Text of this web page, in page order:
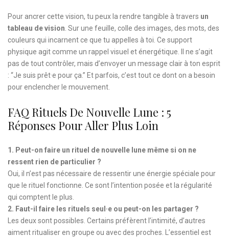
Pour ancrer cette vision, tu peux la rendre tangible à travers un
tableau de vision . Sur une feuille, colle des images, des mots, des
couleurs qui incarnent ce que tu appelles à toi. Ce support
physique agit comme un rappel visuel et énergétique. Il ne s’agit
pas de tout contrôler, mais d’envoyer un message clair à ton esprit
: “Je suis prêt·e pour ça.” Et parfois, c’est tout ce dont on a besoin
pour enclencher le mouvement.
FAQ Rituels De Nouvelle Lune : 5
Réponses Pour Aller Plus Loin
1. Peut-on faire un rituel de nouvelle lune même si on ne
ressent rien de particulier ?
Oui, il n’est pas nécessaire de ressentir une énergie spéciale pour
que le rituel fonctionne. Ce sont l’intention posée et la régularité
qui comptent le plus.
2. Faut-il faire les rituels seul·e ou peut-on les partager ?
Les deux sont possibles. Certains préfèrent l’intimité, d’autres
aiment ritualiser en groupe ou avec des proches. L’essentiel est